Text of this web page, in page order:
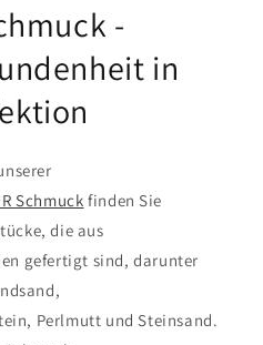
-
in
Schmuck finden Sie
die aus
gefertigt sind, darunter
Perlmutt und Steinsand.